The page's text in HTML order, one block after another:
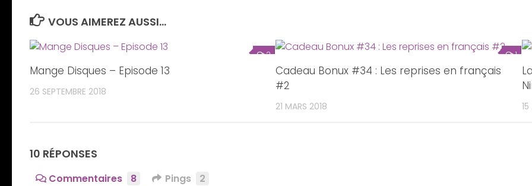
VOUS AIMEREZ AUSSI...
2
Mange Disques – Episode 13
26 SEPTEMBRE 2018
1
Cadeau Bonux #34 : Les reprises en français
#2
21 MARS 2018
10 RÉPONSES
Commentaires 8 Pings 2